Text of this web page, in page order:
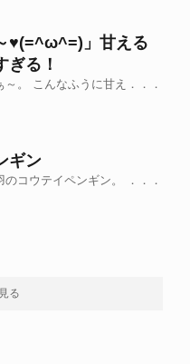
♥(=^ω^=)」甘える
ぎる！
～。 こんなふうに甘え．．．
ギン
コウテイペンギン。 ．．．
る